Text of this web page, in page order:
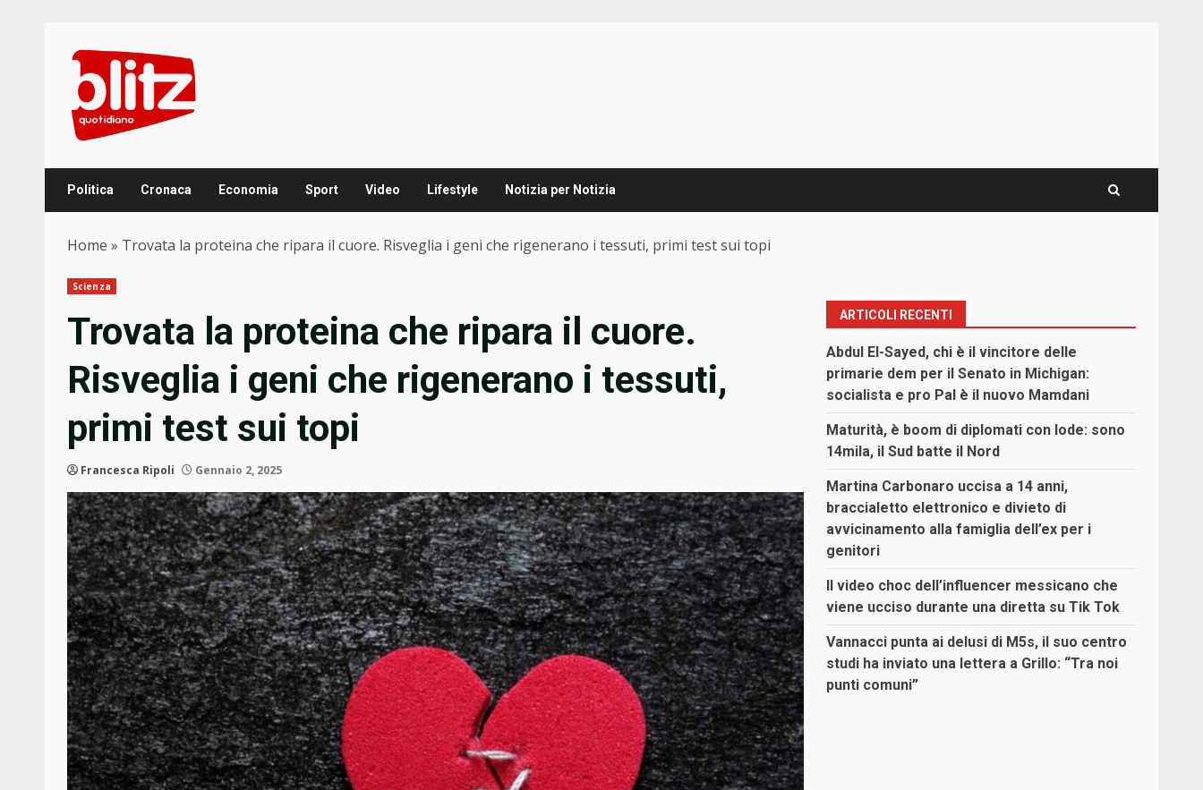
content
Politica Cronaca Economia Sport Video Lifestyle Notizia per Notizia
Home » Trovata la proteina che ripara il cuore. Risveglia i geni che rigenerano i tessuti, primi test sui topi
Scienza
Trovata la proteina che ripara il cuore.
Risveglia i geni che rigenerano i tessuti,
primi test sui topi
Francesca Ripoli Gennaio 2, 2025
ARTICOLI RECENTI
Abdul El-Sayed, chi è il vincitore delle
primarie dem per il Senato in Michigan:
socialista e pro Pal è il nuovo Mamdani
Maturità, è boom di diplomati con lode: sono
14mila, il Sud batte il Nord
Martina Carbonaro uccisa a 14 anni,
braccialetto elettronico e divieto di
avvicinamento alla famiglia dell’ex per i
genitori
Il video choc dell’influencer messicano che
viene ucciso durante una diretta su Tik Tok
Vannacci punta ai delusi di M5s, il suo centro
studi ha inviato una lettera a Grillo: “Tra noi
punti comuni”